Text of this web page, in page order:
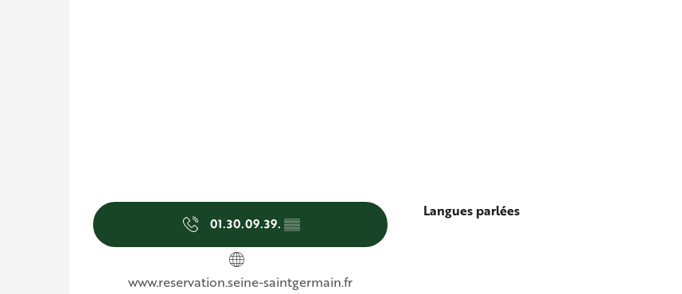
01.30.09.39. ▒▒
www.reservation.seine-saintgermain.fr
Langues parlées
Langues parlées